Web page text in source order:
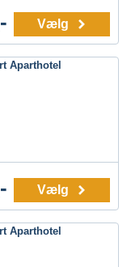
Vælg
Aparthotel
Vælg
Aparthotel